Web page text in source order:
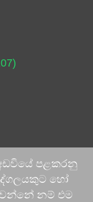
අඩවියේ පළකරනු
හෝ
නම් එම